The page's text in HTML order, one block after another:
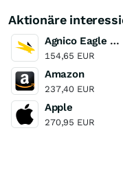
Aktionäre
Agnico Eagle Mines
154,65 EUR
Amazon
237,40 EUR
Apple
270,95 EUR